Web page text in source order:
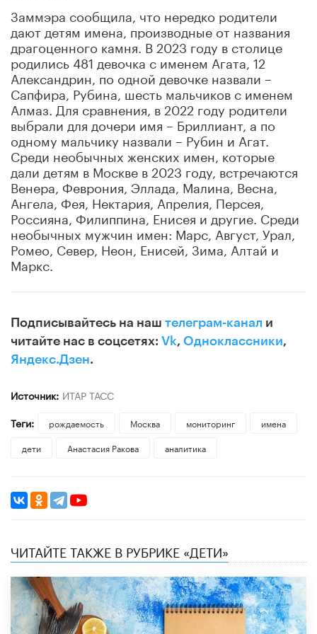
Заммэра сообщила, что нередко родители
дают детям имена, производные от названия
драгоценного камня. В 2023 году в столице
родились 481 девочка с именем Агата, 12
Александрин, по одной девочке назвали –
Сапфира, Рубина, шесть мальчиков с именем
Алмаз. Для сравнения, в 2022 году родители
выбрали для дочери имя – Бриллиант, а по
одному мальчику назвали – Рубин и Агат.
Среди необычных женских имен, которые
дали детям в Москве в 2023 году, встречаются
Венера, Феврония, Эллада, Малина, Весна,
Ангела, Фея, Нектария, Апрелия, Персея,
Россияна, Филиппина, Енисея и другие. Среди
необычных мужчин имен: Марс, Август, Урал,
Ромео, Север, Неон, Енисей, Зима, Алтай и
Маркс.
Подписывайтесь на наш телеграм-канал и
читайте нас в соцсетях: Vk, Одноклассники,
Яндекс.Дзен.
Источник: ИТАР ТАСС
Теги:
рождаемость Москва мониторинг
имена
дети
Анастасия Ракова аналитика
ЧИТАЙТЕ ТАКЖЕ В РУБРИКЕ «ДЕТИ»